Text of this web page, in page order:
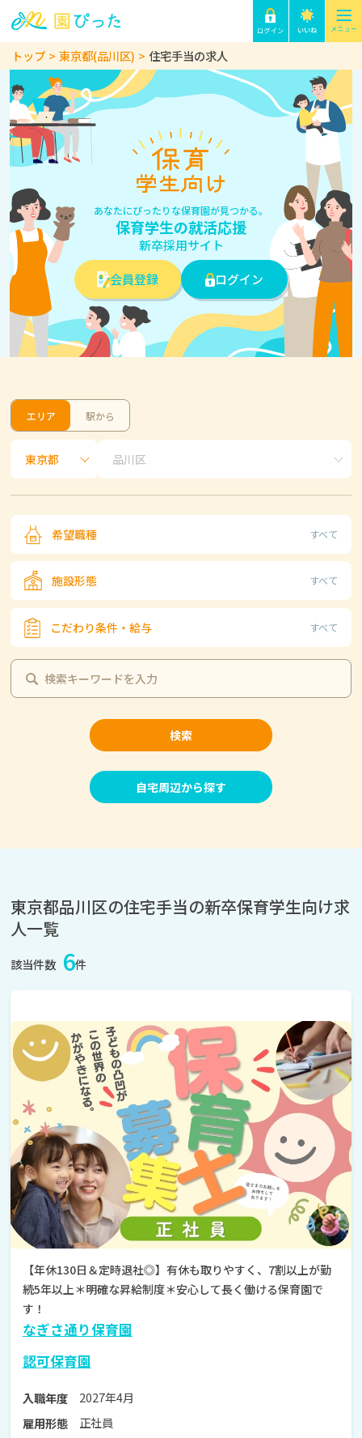
トップ 東京都(品川区) 住宅手当の求人
あなたにぴったりな保育園が見つかる。
保育学生の就活応援
新卒採用サイト
会員登録
ログイン
エリア 駅から
希望職種 すべて
施設形態 すべて
こだわり条件・給与 すべて
検索
自宅周辺から探す
東京都品川区の住宅手当の新卒保育学生向け求
人一覧
該当件数 6件
【年休130日＆定時退社◎】有休も取りやすく、7割以上が勤
続5年以上＊明確な昇給制度＊安心して長く働ける保育園で
す！
なぎさ通り保育園
認可保育園
入職年度
2027年4月
雇用形態
正社員